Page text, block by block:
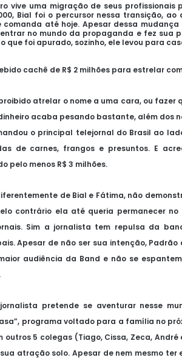
vive uma migração de seus
Bial foi o percursor nessa transição, ao
comanda até hoje. Apesar dessa
entrar no mundo da propaganda e fez
que foi apurado, sozinho, ele levou para
cachê de R$ 2 milhões para estrelar
atrelar o nome a uma cara, ou
acaba pesando bastante, além dos
o principal telejornal do Brasil ao
de carnes, frangos e presuntos. E
pelo menos R$ 3 milhões.
de Bial e Fátima, não
contrário ela até queria permanecer
Sim a jornalista tem repulsa da
Apesar de não ser sua intenção,
audiência da Band e não se
pretende se aventurar nesse
programa voltado para a família no
outros 5 colegas (Tiago, Cissa, Zeca,
atração solo. Apesar de nem mesmo ter